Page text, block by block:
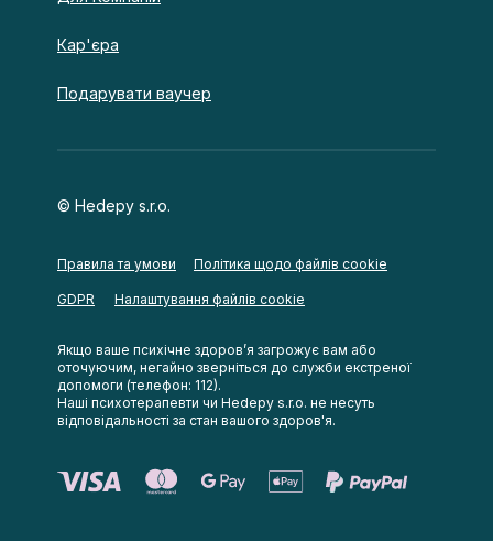
Кар'єра
Подарувати ваучер
© Hedepy s.r.o.
Правила та умови Політика щодо файлів cookie
GDPR Налаштування файлів cookie
Якщо ваше психічне здоров’я загрожує вам або
оточуючим, негайно зверніться до служби екстреної
допомоги (телефон: 112).
Наші психотерапевти чи Hedepy s.r.o. не несуть
відповідальності за стан вашого здоров'я.